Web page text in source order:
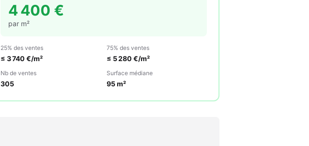
4 400 €
par m²
25% des ventes
≤ 3 740 €/m²
75% des ventes
≤ 5 280 €/m²
Nb de ventes
305
Surface médiane
95m²